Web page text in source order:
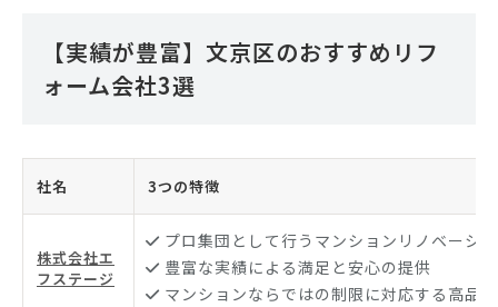
【実績が豊富】文京区のおすすめリフ
ォーム会社3選
社名 3つの特徴
株式会社エ
フステージ
プロ集団として行うマンションリノベーシ
豊富な実績による満足と安心の提供
マンションならではの制限に対応する高品